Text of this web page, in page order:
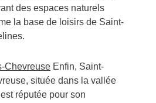
des espaces naturels
la base de loisirs de Saint-
ChevreuseEnfin, Saint-
située dans la vallée
réputée pour son